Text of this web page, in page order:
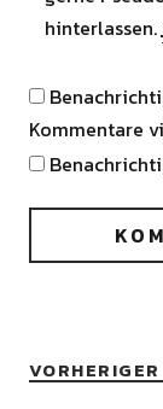
hinterlassen.
Kommentare